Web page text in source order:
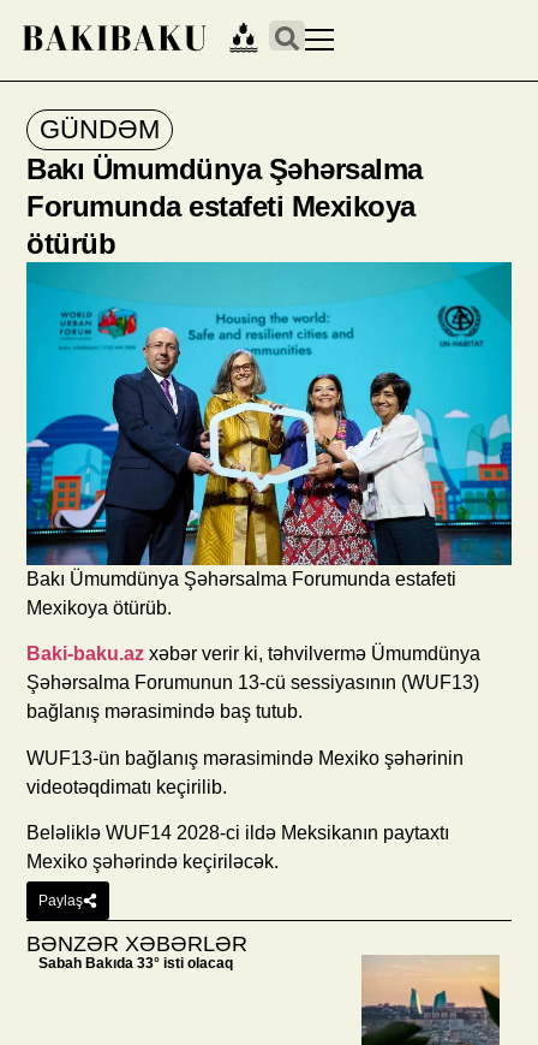
GÜNDƏM
Bakı Ümumdünya Şəhərsalma
Forumunda estafeti Mexikoya
ötürüb
Bakı Ümumdünya Şəhərsalma Forumunda estafeti
Mexikoya ötürüb.
Baki-baku.az xəbər verir ki, təhvilvermə Ümumdünya
Şəhərsalma Forumunun 13-cü sessiyasının (WUF13)
bağlanış mərasimində baş tutub.
WUF13-ün bağlanış mərasimində Mexiko şəhərinin
videotəqdimatı keçirilib.
Beləliklə WUF14 2028-ci ildə Meksikanın paytaxtı
Mexiko şəhərində keçiriləcək.
Paylaş
BƏNZƏR XƏBƏRLƏR
Sabah Bakıda 33° isti olacaq